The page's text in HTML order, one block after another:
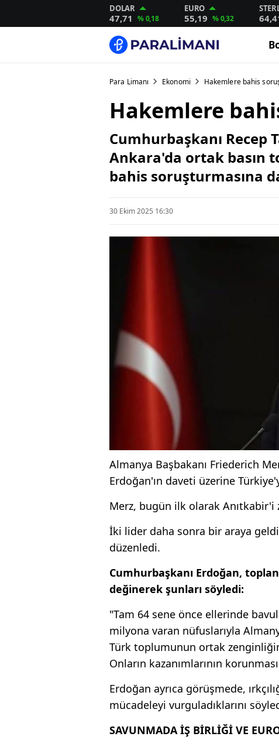
DOLAR
47,71 % 0,18
EURO
55,19 % 0,32
Para Limanı Ekonomi Hakemlere bahis
Hakemlere
Cumhurbaşkanı Recep
Ankara'da ortak basın
bahis soruşturmasına
30 Ekim 2025 16:30
Almanya Başbakanı Friederich
Erdoğan'ın daveti üzerine
Merz, bugün ilk olarak Anıtkabir'i
İki lider daha sonra bir araya geldi
düzenledi.
Cumhurbaşkanı Erdoğan,
değinerek şunları söyledi:
"Tam 64 sene önce ellerinde
milyona varan nüfuslarıyla
Türk toplumunun ortak
Onların kazanımlarının
Erdoğan ayrıca görüşmede,
mücadeleyi vurguladıklarını
SAVUNMADA İŞ BİRLİĞİ VE